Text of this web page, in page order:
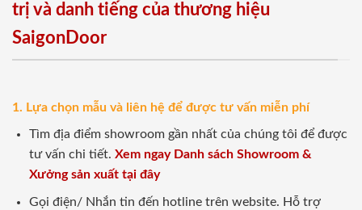
trị và danh tiếng của thương hiệu
SaigonDoor
1. Lựa chọn mẫu và liên hệ để được tư vấn miễn phí
Tìm địa điểm showroom gần nhất của chúng tôi để được
tư vấn chi tiết. Xem ngay Danh sách Showroom &
Xưởng sản xuất tại đây
Gọi điện/ Nhắn tin đến hotline trên website. Hỗ trợ